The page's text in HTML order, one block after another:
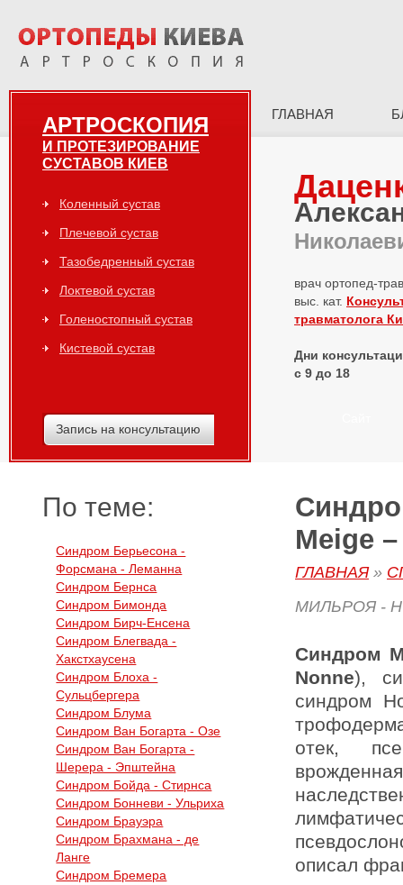
ГЛАВНАЯ
АРТРОСКОПИЯ
И ПРОТЕЗИРОВАНИЕ
СУСТАВОВ КИЕВ
Коленный сустав
Плечевой сустав
Тазобедренный сустав
Локтевой сустав
Голеностопный сустав
Кистевой сустав
Запись на консультацию
врач ортопед-
выс. кат.
травматолога
Дни
с 9 до 18
По теме:
Синдром Берьесона -
Форсмана - Леманна
Синдром Бернса
Синдром Бимонда
Синдром Бирч-Енсена
Синдром Блегвада -
Хакстхаусена
Синдром Блоха -
Сульцбергера
Синдром Блума
Синдром Ван Богарта - Озе
Синдром Ван Богарта -
Шерера - Эпштейна
Синдром Бойда - Стирнса
Синдром Бонневи - Ульриха
Синдром Брауэра
Синдром Брахмана - де
Ланге
Синдром Бремера
Meige
ГЛАВНАЯ»
МИЛЬРОЯ -
Синдром
Nonne),
синдром
отек,
описал